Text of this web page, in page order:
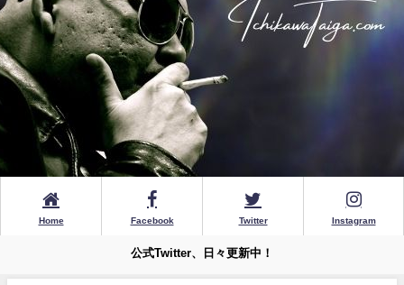
Home Facebook Twitter Instagram
公式Twitter、日々更新中！